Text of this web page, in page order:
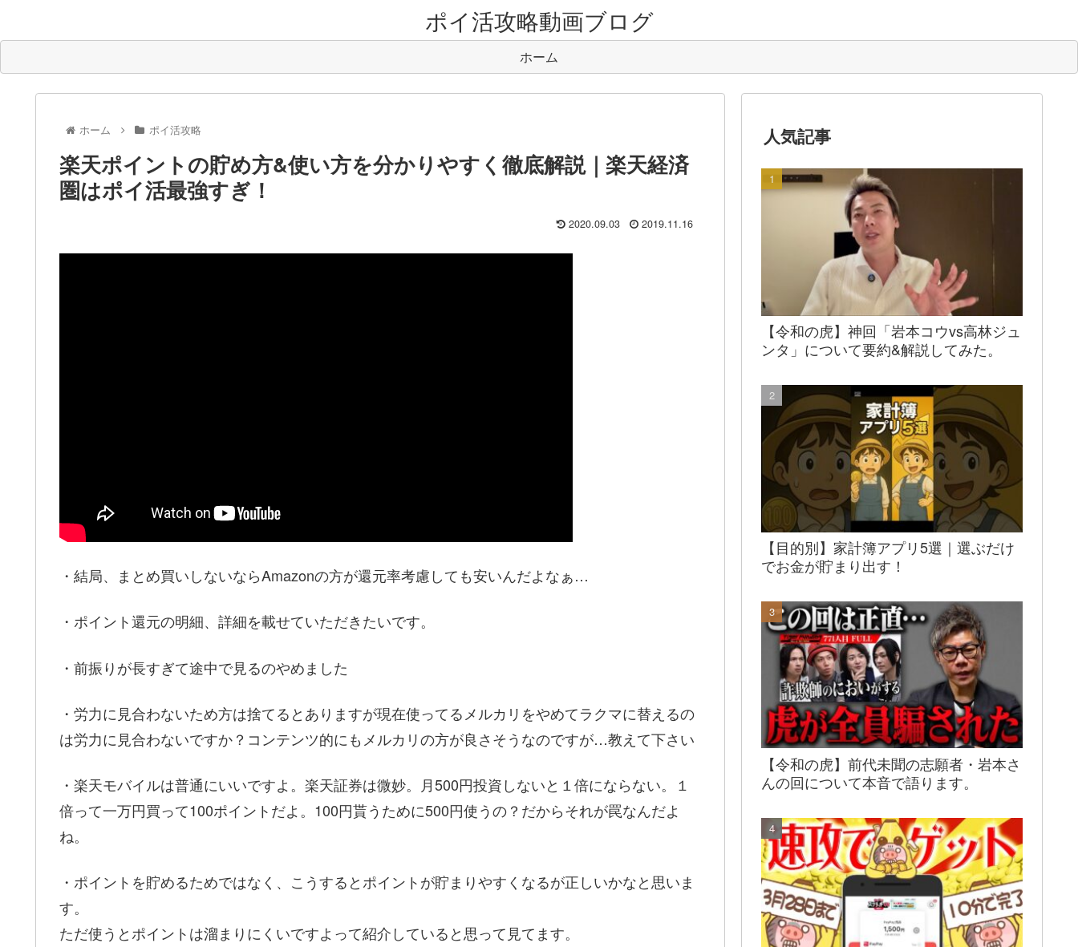
ポイ活攻略動画ブログ
ホーム
ホーム ポイ活攻略
楽天ポイントの貯め方&使い方を分かりやすく徹底解説｜楽天経済
圏はポイ活最強すぎ！
2020.09.03 2019.11.16
・結局、まとめ買いしないならAmazonの方が還元率考慮しても安いんだよなぁ…
・ポイント還元の明細、詳細を載せていただきたいです。
・前振りが長すぎて途中で見るのやめました
・労力に見合わないため方は捨てるとありますが現在使ってるメルカリをやめてラクマに替えるの
は労力に見合わないですか？コンテンツ的にもメルカリの方が良さそうなのですが…教えて下さい
・楽天モバイルは普通にいいですよ。楽天証券は微妙。月500円投資しないと１倍にならない。１
倍って一万円買って100ポイントだよ。100円貰うために500円使うの？だからそれが罠なんだよ
ね。
・ポイントを貯めるためではなく、こうするとポイントが貯まりやすくなるが正しいかなと思いま
す。
ただ使うとポイントは溜まりにくいですよって紹介していると思って見てます。
人気記事
【令和の虎】神回「岩本コウvs高林ジュ
ンタ」について要約&解説してみた。
【目的別】家計簿アプリ5選｜選ぶだけ
でお金が貯まり出す！
【令和の虎】前代未聞の志願者・岩本さ
んの回について本音で語ります。